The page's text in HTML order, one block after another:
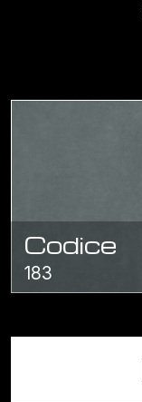
Codice
183